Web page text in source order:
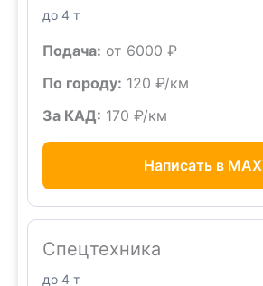
до 4 т
Подача: от 6000 ₽
По городу: 120 ₽/км
За КАД: 170 ₽/км
Написать в MAX
Спецтехника
до 4 т